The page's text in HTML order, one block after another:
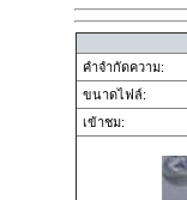
คำจำกัดความ:
ขนาดไฟล์:
เข้าชม: